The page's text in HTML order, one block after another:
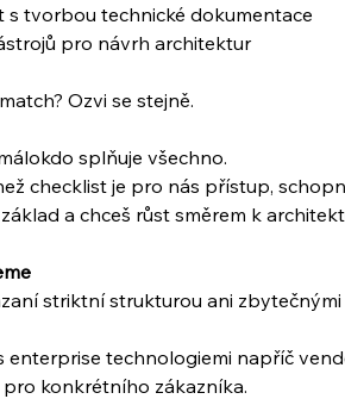
s tvorbou technické dokumentace
pro návrh architektur
Ozvi se stejně.
splňuje všechno.
checklist je pro nás přístup,
a chceš růst směrem k
striktní strukturou ani
enterprise technologiemi napříč
konkrétního zákazníka.